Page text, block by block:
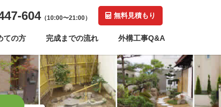
604（10:00〜21:00） 無料見積もり
ての方 完成までの流れ 外構工事Q&A